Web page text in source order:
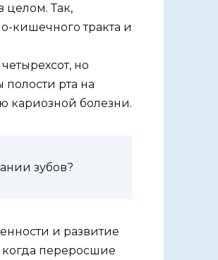
целом. Так,
кишечного тракта и
но
рта на
кариозной болезни.
зубов?
и развитие
когда переросшие